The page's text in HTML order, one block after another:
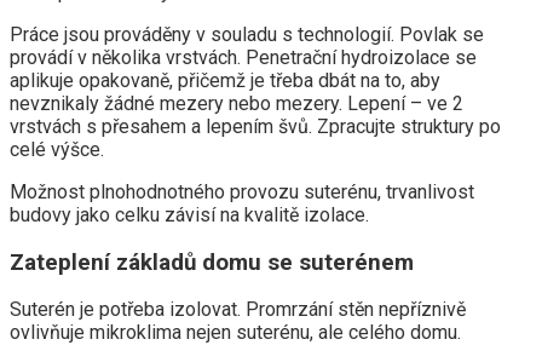
Práce jsou prováděny v souladu s technologií. Povlak se
provádí v několika vrstvách. Penetrační hydroizolace se
aplikuje opakovaně, přičemž je třeba dbát na to, aby
nevznikaly žádné mezery nebo mezery. Lepení – ve 2
vrstvách s přesahem a lepením švů. Zpracujte struktury po
celé výšce.
Možnost plnohodnotného provozu suterénu, trvanlivost
budovy jako celku závisí na kvalitě izolace.
Zateplení základů domu se suterénem
Suterén je potřeba izolovat. Promrzání stěn nepříznivě
ovlivňuje mikroklima nejen suterénu, ale celého domu.